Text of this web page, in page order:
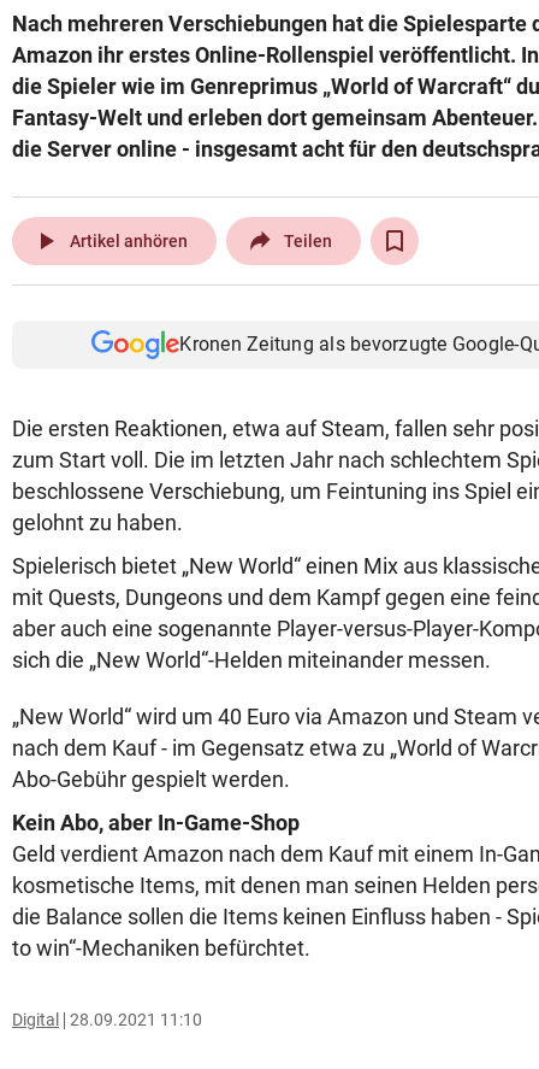
Nach mehreren Verschiebungen hat die Spielesparte
Amazon ihr erstes Online-Rollenspiel veröffentlicht.
die Spieler wie im Genreprimus „World of Warcraft“
Fantasy-Welt und erleben dort gemeinsam
die Server online - insgesamt acht für den
play_arrow Artikel anhören Teilen
Kronen Zeitung als bevorzugte Google-
Die ersten Reaktionen, etwa auf Steam, fallen sehr
zum Start voll. Die im letzten Jahr nach schlechtem
beschlossene Verschiebung, um Feintuning ins Spiel
gelohnt zu haben.
Spielerisch bietet „New World“ einen Mix aus
mit Quests, Dungeons und dem Kampf gegen eine
aber auch eine sogenannte Player-versus-Player-
sich die „New World“-Helden miteinander messen.
„New World“ wird um 40 Euro via Amazon und Steam
nach dem Kauf - im Gegensatz etwa zu „World of
Abo-Gebühr gespielt werden.
Kein Abo, aber In-Game-Shop
Geld verdient Amazon nach dem Kauf mit einem In-
kosmetische Items, mit denen man seinen Helden
die Balance sollen die Items keinen Einfluss haben -
to win“-Mechaniken befürchtet.
Digital 28.09.2021 11:10